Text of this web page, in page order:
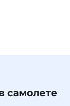
самолете